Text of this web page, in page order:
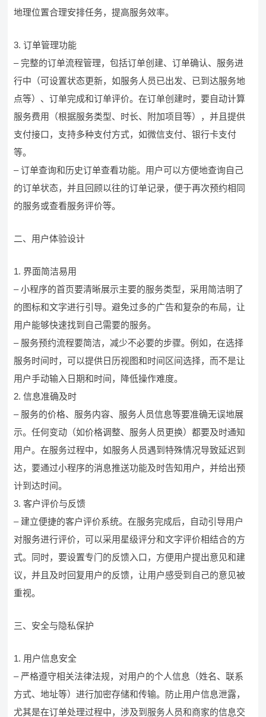
地理位置合理安排任务，提高服务效率。
3. 订单管理功能
– 完整的订单流程管理，包括订单创建、订单确认、服务进
行中（可设置状态更新，如服务人员已出发、已到达服务地
点等）、订单完成和订单评价。在订单创建时，要自动计算
服务费用（根据服务类型、时长、附加项目等），并且提供
支付接口，支持多种支付方式，如微信支付、银行卡支付
等。
– 订单查询和历史订单查看功能。用户可以方便地查询自己
的订单状态，并且回顾以往的订单记录，便于再次预约相同
的服务或查看服务评价等。
二、用户体验设计
1. 界面简洁易用
– 小程序的首页要清晰展示主要的服务类型，采用简洁明了
的图标和文字进行引导。避免过多的广告和复杂的布局，让
用户能够快速找到自己需要的服务。
– 服务预约流程要简洁，减少不必要的步骤。例如，在选择
服务时间时，可以提供日历视图和时间区间选择，而不是让
用户手动输入日期和时间，降低操作难度。
2. 信息准确及时
– 服务的价格、服务内容、服务人员信息等要准确无误地展
示。任何变动（如价格调整、服务人员更换）都要及时通知
用户。在服务过程中，如服务人员遇到特殊情况导致延迟到
达，要通过小程序的消息推送功能及时告知用户，并给出预
计到达时间。
3. 客户评价与反馈
– 建立便捷的客户评价系统。在服务完成后，自动引导用户
对服务进行评价，可以采用星级评分和文字评价相结合的方
式。同时，要设置专门的反馈入口，方便用户提出意见和建
议，并且及时回复用户的反馈，让用户感受到自己的意见被
重视。
三、安全与隐私保护
1. 用户信息安全
– 严格遵守相关法律法规，对用户的个人信息（姓名、联系
方式、地址等）进行加密存储和传输。防止用户信息泄露，
尤其是在订单处理过程中，涉及到服务人员和商家的信息交